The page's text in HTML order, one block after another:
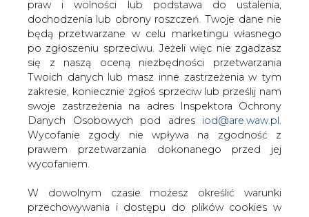
się z naszą oceną niezbędności przetwarzania
Twoich danych lub masz inne zastrzeżenia w tym
zakresie, koniecznie zgłoś sprzeciw lub prześlij nam
swoje zastrzeżenia na adres Inspektora Ochrony
Danych Osobowych pod adresiod@are.waw.pl.
Wycofanie zgody nie wpływa na zgodność z
prawem przetwarzania dokonanego przed jej
wycofaniem.
W dowolnym czasie możesz określić warunki
przechowywania i dostępu do plików cookies w
ustawieniach przeglądarki internetowej.
Jeśli zgadzasz się na wykorzystanie technologii
plików cookies wystarczy kliknąć poniższy przycisk
staniała o 2,6 proc. i jej cena osiągnęła techniczny poziom
wsparcia.
W poniedziałek różnica notowań pomiędzy WTI i Brent
wzrosła do 22,49 USD i była największa od 20
października 2011 r.
"WTI powinna teraz technicznie mocniej odbić się niż
Brent" - ocenia Gordon Kwan, ekonomista Mirae Asset
Securities Ltd. w Hongkongu.
Na koniec handlu WTI na NYMEX w USA staniała
najniższego poziomu od 3 X. W ub. tygodniu surowiec
staniał o 2,5 proc.